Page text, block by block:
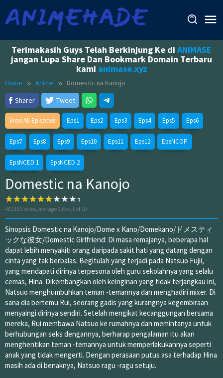
content
Terimakasih Guys Telah Berkinjung Ke di ANIMASE
jangan Lupa Share Dan Bookmark Domain Terbaru
kami animase.xyz
Home Anime
Domestic na Kanojo
Sharer
Tweet
View All Episodes Eps1 Eps2 Eps3 Eps4 Eps5 Eps6
Eps7 Eps8 Eps9 Eps10 Eps11 Eps12 EpsNCOP
EpsNCED 1 EpsNCED 2
Domestic na Kanojo
482155 votes, average6.6 out of 10
Sinopsis Domestic na Kanojo/Dome x Kano/Domekano/ドメスティ
ックな彼女/Domestic Girlfriend: Di masa remajanya, beberapa hal
dapat lebih menyakiti orang daripada sakit hati yang datang dengan
cinta yang tak berbalas. Begitulah yang terjadi pada Natsuo Fujii,
yang mendapati dirinya terpesona oleh guru sekolahnya yang selalu
cemas, Hina. Dikembangkan oleh keinginan yang tidak terjangkau ini,
Natsuo menghumbuhkan teman -temannya dan menghadiri mixer. Di
sana dia bertemu Rui, seorang gadis yang kurangnya kegembiraan
menyaingi dirinya sendiri. Setelah mengikat kecanggungan bersama
mereka, Rui membawa Natsuo ke rumahnya dan memintanya untuk
berhubungan seks dengannya, berharap pengalaman itu akan
menghentikan teman -temannya untuk memperlakukannya seperti
anak yang tidak mengerti. Dengan perasaan putus asa terhadap Hina
masih ada di benaknya, Natsuo ragu -ragu setuju.